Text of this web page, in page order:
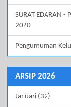
SURAT EDARAN -
2020
Pengumuman
ARSIP 2026
Januari (32)